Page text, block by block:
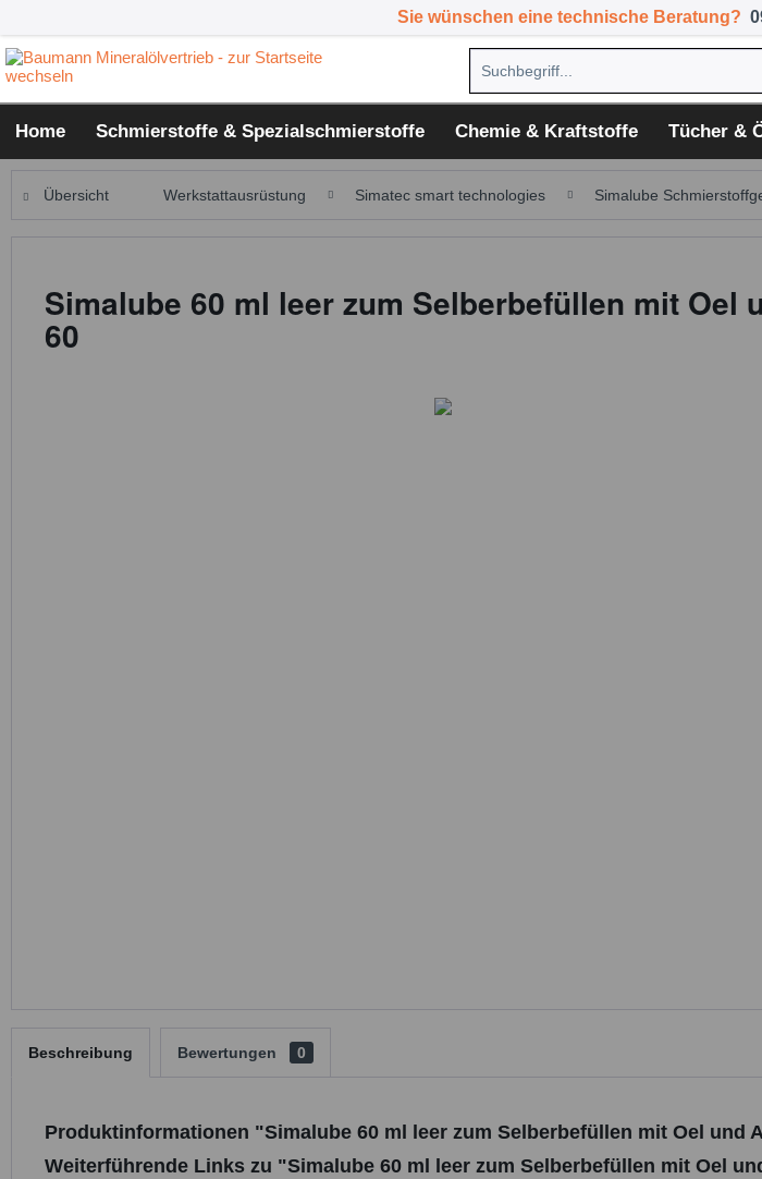
Sie wünschen eine technische Beratung?
Home Schmierstoffe & Spezialschmierstoffe Chemie & Kraftstoffe Tücher &
Übersicht Werkstattausrüstung Simatec smart technologies Simalube
Simalube 60 ml leer zum Selberbefüllen mit Oel
60
Beschreibung Bewertungen 0
Produktinformationen "Simalube 60 ml leer zum Selberbefüllen mit Oel und
Weiterführende Links zu "Simalube 60 ml leer zum Selberbefüllen mit Oel